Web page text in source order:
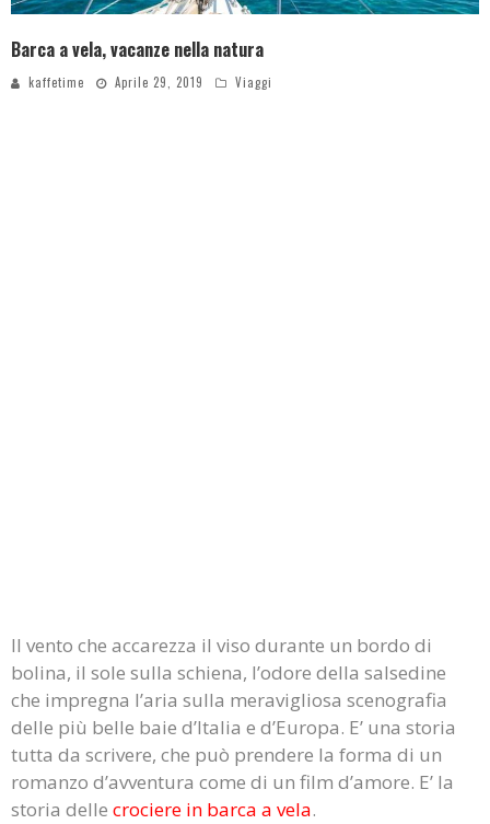
Barca a vela, vacanze nella natura
kaffetime Aprile 29, 2019 Viaggi
Il vento che accarezza il viso durante un bordo di
bolina, il sole sulla schiena, l’odore della salsedine
che impregna l’aria sulla meravigliosa scenografia
delle più belle baie d’Italia e d’Europa. E’ una storia
tutta da scrivere, che può prendere la forma di un
romanzo d’avventura come di un film d’amore. E’ la
storia delle crociere in barca a vela.